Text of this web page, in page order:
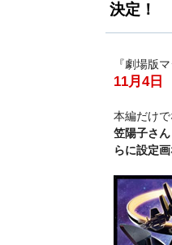
決定！
『劇場版
11月4日
本編だけ
笠陽子さ
らに設定